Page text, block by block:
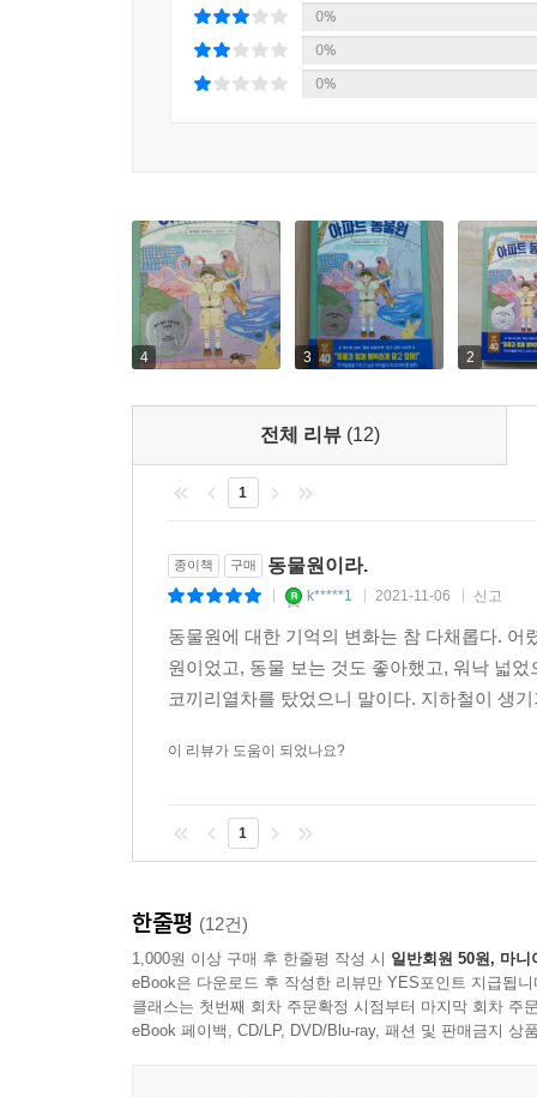
0%
0%
0%
4 3 2
전체 리뷰 (12)
1
종이책 구매 동물원이라.
k*****1 2021-11-06 신고
동물원에 대한 기억의 변화는 참 다채롭다.
원이었고, 동물 보는 것도 좋아했고, 워낙 넓
코끼리열차를 탔었으니 말이다. 지하철이 생
이 리뷰가 도움이 되었나요?
1
한줄평 (12건)
1,000원 이상 구매 후 한줄평 작성 시 일반회원 50원, 마니
eBook은 다운로드 후 작성한 리뷰만 YES포인트 지급됩니
클래스는 첫번째 회차 주문확정 시점부터 마지막 회차 주
eBook 페이백, CD/LP, DVD/Blu-ray, 패션 및 판매금지 상